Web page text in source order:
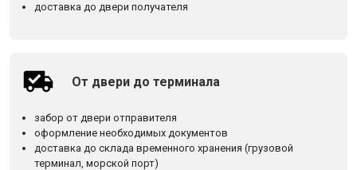
доставка до двери получателя
От двери до терминала
забор от двери отправителя
оформление необходимых документов
доставка до склада временного хранения (грузовой
терминал, морской порт)